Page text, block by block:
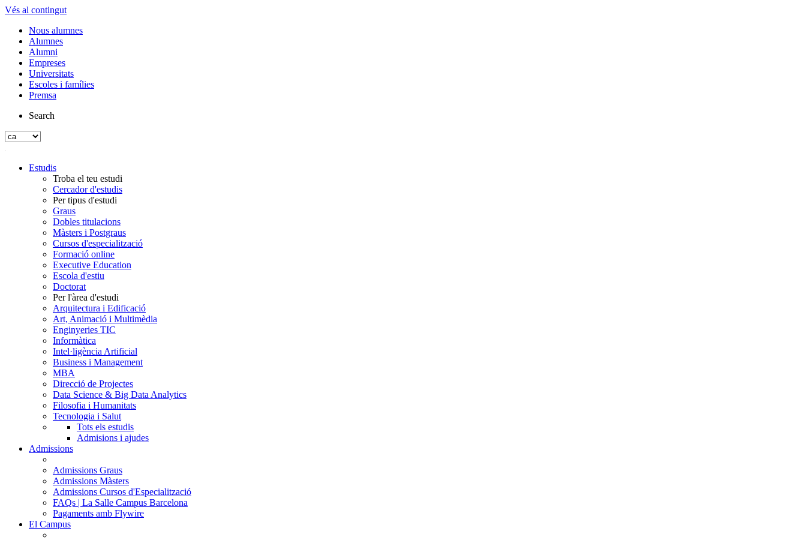
Vés al contingut
Nous alumnes
Alumnes
Alumni
Empreses
Universitats
Escoles i famílies
Premsa
Search
Estudis
Troba el teu estudi
Cercador d'estudis
Per tipus d'estudi
Graus
Dobles titulacions
Màsters i Postgraus
Cursos d'especialització
Formació online
Executive Education
Escola d'estiu
Doctorat
Per l'àrea d'estudi
Arquitectura i Edificació
Art, Animació i Multimèdia
Enginyeries TIC
Informàtica
Intel·ligència Artificial
Business i Management
MBA
Direcció de Projectes
Data Science & Big Data Analytics
Filosofia i Humanitats
Tecnologia i Salut
Tots els estudis
Admisions i ajudes
Admissions
Admissions Graus
Admissions Màsters
Admissions Cursos d'Especialització
FAQs | La Salle Campus Barcelona
Pagaments amb Flywire
El Campus